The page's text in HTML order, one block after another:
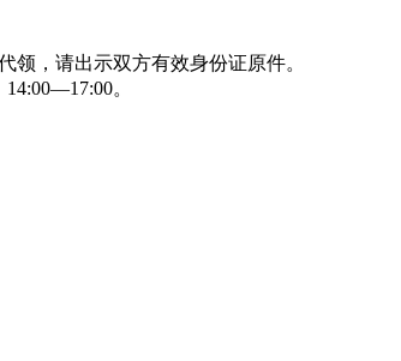
，请出示双方有效身份证原件。
。